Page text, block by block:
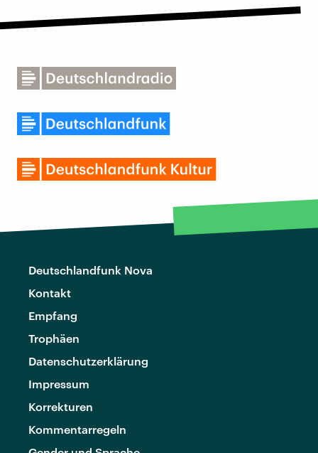
Deutschlandfunk Nova
Kontakt
Empfang
Trophäen
Datenschutzerklärung
Impressum
Korrekturen
Kommentarregeln